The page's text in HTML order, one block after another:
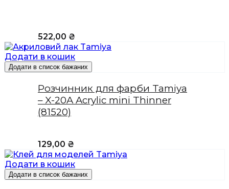
522,00 ₴
Додати в кошик
Додати в список бажаних
Розчинник для фарби Tamiya
– X-20A Acrylic mini Thinner
(81520)
129,00 ₴
Додати в кошик
Додати в список бажаних